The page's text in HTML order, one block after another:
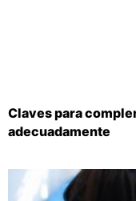
Claves para
adecuadamente